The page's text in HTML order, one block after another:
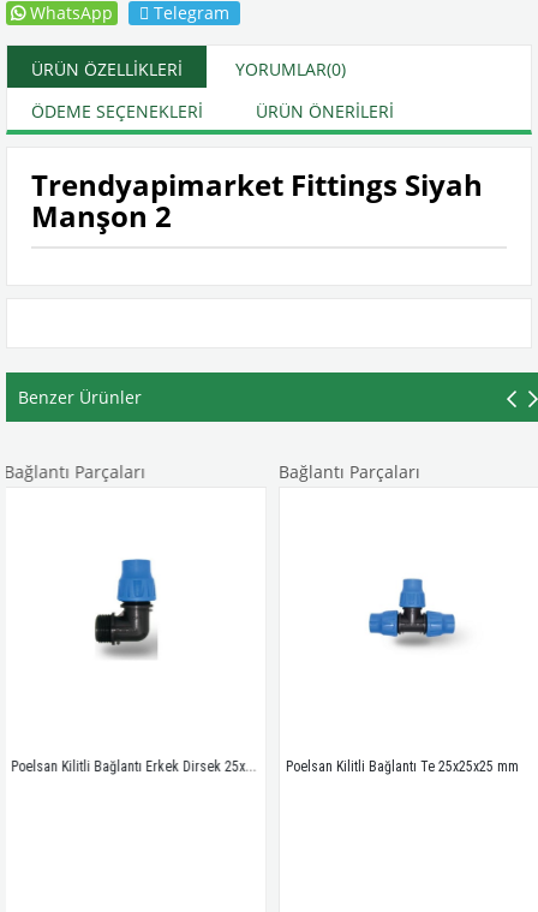
WhatsApp Telegram
ÜRÜN ÖZELLIKLERI YORUMLAR(0)
ÖDEME SEÇENEKLERI
ÜRÜN ÖNERILERI
Trendyapimarket Fittings Siyah
Manşon 2
Benzer Ürünler
Parçaları
Poelsan Kilitli Bağlantı Erkek Dirsek 25x1/2
Bağlantı Parçaları
Poelsan Kilitli Bağlantı Te 25x25x25 mm